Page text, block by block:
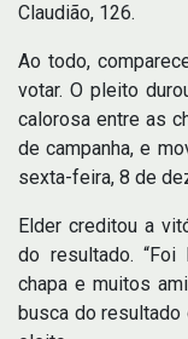
Claudião, 126.
Ao todo,
votar. O pleito
calorosa entre as
de campanha, e
sexta-feira, 8 de
Elder creditou a
do resultado.
chapa e muitos
busca do resultado